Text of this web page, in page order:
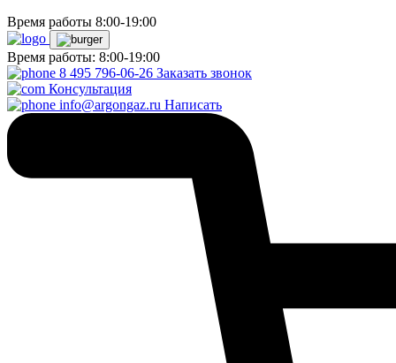
Время работы 8:00-19:00
Время работы: 8:00-19:00
8 495 796-06-26 Заказать звонок
Консультация
info@argongaz.ru Написать